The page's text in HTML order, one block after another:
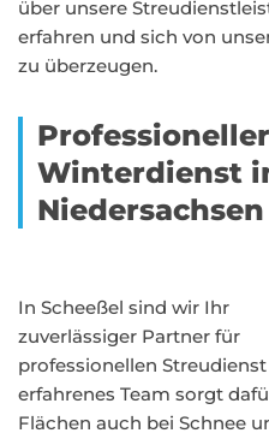
über unsere
erfahren und sich von
zu überzeugen.
Professioneller
Winterdienst
Niedersachsen
In Scheeßel sind wir Ihr
zuverlässiger Partner für
professionellen
erfahrenes Team sorgt
Flächen auch bei Schnee